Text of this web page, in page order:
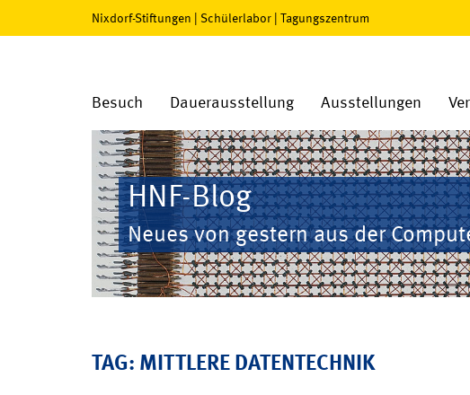
Nixdorf-Stiftungen | Schülerlabor | Tagungszentrum
Besuch Dauerausstellung Ausstellungen
HNF-Blog
Neues von gestern aus der
TAG: MITTLERE DATENTECHNIK